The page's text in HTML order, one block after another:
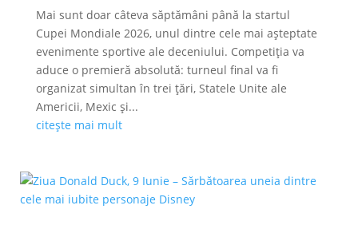
Mai sunt doar câteva săptămâni până la startul
Cupei Mondiale 2026, unul dintre cele mai așteptate
evenimente sportive ale deceniului. Competiția va
aduce o premieră absolută: turneul final va fi
organizat simultan în trei țări, Statele Unite ale
Americii, Mexic și...
citește mai mult